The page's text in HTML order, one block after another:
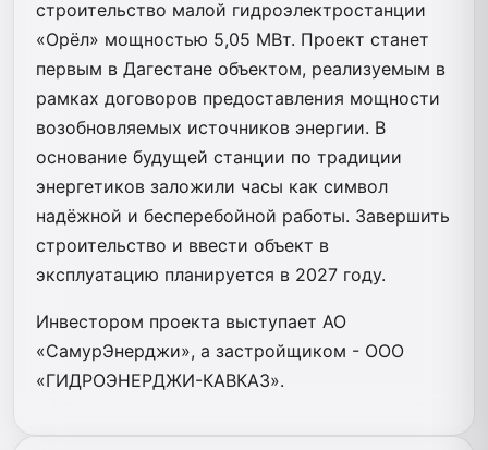
строительство малой гидроэлектростанции
«Орёл» мощностью 5,05 МВт. Проект станет
первым в Дагестане объектом, реализуемым в
рамках договоров предоставления мощности
возобновляемых источников энергии. В
основание будущей станции по традиции
энергетиков заложили часы как символ
надёжной и бесперебойной работы. Завершить
строительство и ввести объект в
эксплуатацию планируется в 2027 году.
Инвестором проекта выступает АО
«СамурЭнерджи», а застройщиком - ООО
«ГИДРОЭНЕРДЖИ-КАВКАЗ».